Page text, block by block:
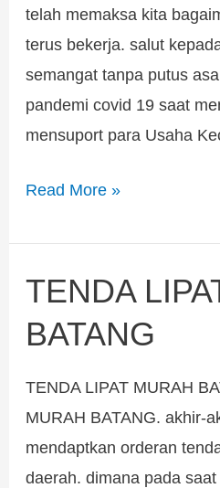
telah memaksa kita
terus bekerja. salut
semangat tanpa putus
pandemi covid 19 saat
mensuport para Usaha
Read More »
TENDA
BATANG
TENDA LIPAT MURAH
MURAH BATANG. akhir-
mendaptkan orderan
daerah. dimana pada
TENDA
MURAH